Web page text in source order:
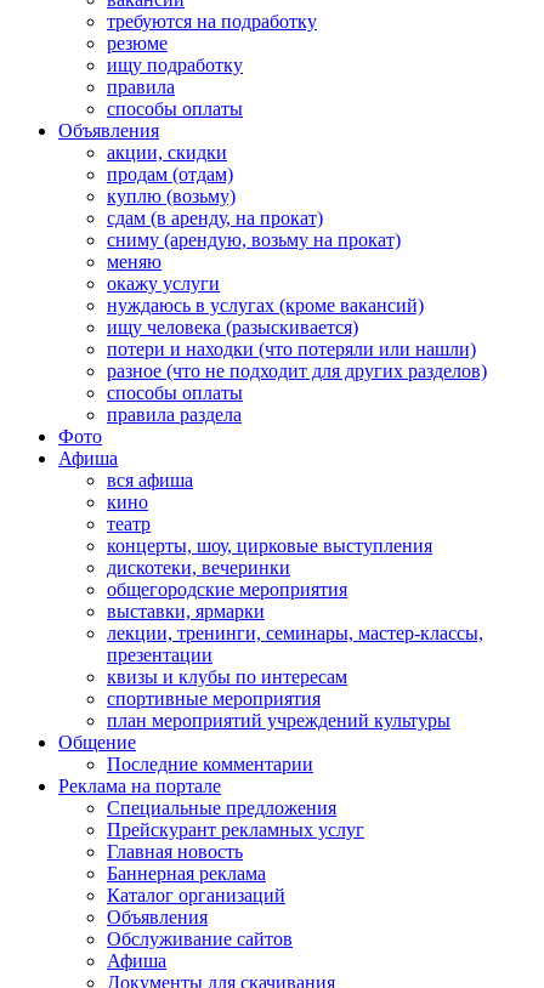
требуются на подработку
резюме
ищу подработку
правила
способы оплаты
Объявления
акции, скидки
продам (отдам)
куплю (возьму)
сдам (в аренду, на прокат)
сниму (арендую, возьму на прокат)
меняю
окажу услуги
нуждаюсь в услугах (кроме вакансий)
ищу человека (разыскивается)
потери и находки (что потеряли или нашли)
разное (что не подходит для других разделов)
способы оплаты
правила раздела
Фото
Афиша
вся афиша
кино
театр
концерты, шоу, цирковые выступления
дискотеки, вечеринки
общегородские мероприятия
выставки, ярмарки
лекции, тренинги, семинары, мастер-классы,
презентации
квизы и клубы по интересам
спортивные мероприятия
план мероприятий учреждений культуры
Общение
Последние комментарии
Реклама на портале
Специальные предложения
Прейскурант рекламных услуг
Главная новость
Баннерная реклама
Каталог организаций
Объявления
Обслуживание сайтов
Афиша
Документы для скачивания